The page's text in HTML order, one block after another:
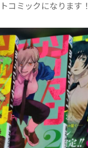
コミックになります！